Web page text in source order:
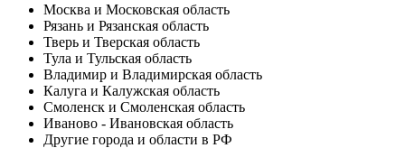
Москва и Московская область
Рязань и Рязанская область
Тверь и Тверская область
Тула и Тульская область
Владимир и Владимирская область
Калуга и Калужская область
Смоленск и Смоленская область
Иваново - Ивановская область
Другие города и области в РФ